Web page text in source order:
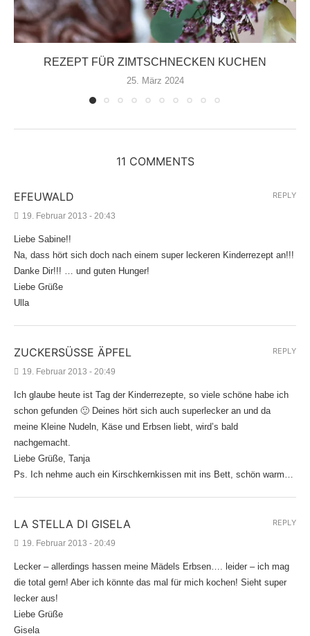
REZEPT FÜR ZIMTSCHNECKEN KUCHEN
25. März 2024
11 COMMENTS
EFEUWALD
19. Februar 2013 - 20:43
Liebe Sabine!!
Na, dass hört sich doch nach einem super leckeren Kinderrezept an!!!
Danke Dir!!! … und guten Hunger!
Liebe Grüße
Ulla
REPLY
ZUCKERSÜSSE ÄPFEL
19. Februar 2013 - 20:49
Ich glaube heute ist Tag der Kinderrezepte, so viele schöne habe ich
schon gefunden 🙂 Deines hört sich auch superlecker an und da
meine Kleine Nudeln, Käse und Erbsen liebt, wird’s bald
nachgemacht.
Liebe Grüße, Tanja
Ps. Ich nehme auch ein Kirschkernkissen mit ins Bett, schön warm…
REPLY
LA STELLA DI GISELA
19. Februar 2013 - 20:49
Lecker – allerdings hassen meine Mädels Erbsen…. leider – ich mag
die total gern! Aber ich könnte das mal für mich kochen! Sieht super
lecker aus!
Liebe Grüße
Gisela
REPLY